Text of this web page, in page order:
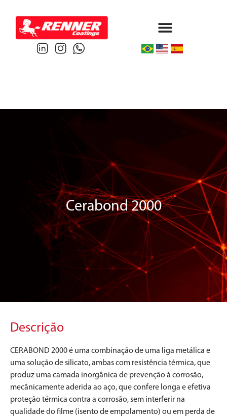
Cerabond 2000
Descrição
CERABOND 2000 é uma combinação de uma liga metálica e
uma solução de silicato, ambas com resistência térmica, que
produz uma camada inorgânica de prevenção à corrosão,
mecânicamente aderida ao aço, que confere longa e efetiva
proteção térmica contra a corrosão, sem interferir na
qualidade do filme (isento de empolamento) ou em perda de